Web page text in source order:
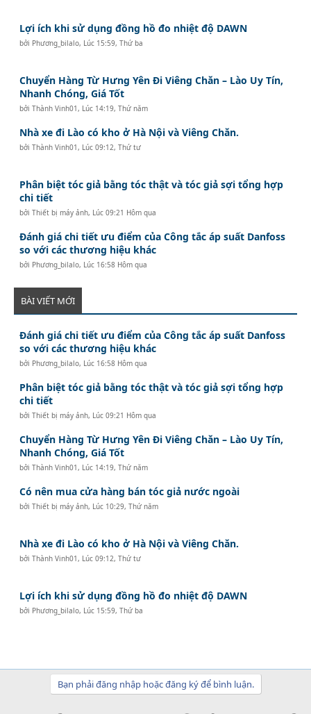
Lợi ích khi sử dụng đồng hồ đo nhiệt độ DAWN
bởi Phương_bilalo, Lúc 15:59, Thứ ba
Chuyển Hàng Từ Hưng Yên Đi Viêng Chăn – Lào Uy Tín,
Nhanh Chóng, Giá Tốt
bởiThành Vinh01 , Lúc 14:19, Thứ năm
Nhà xe đi Lào có kho ở Hà Nội và Viêng Chăn.
bởiThành Vinh01 , Lúc 09:12, Thứ tư
Phân biệt tóc giả bằng tóc thật và tóc giả sợi tổng hợp
chi tiết
bởiThiết bị máy ảnh, Lúc 09:21 Hôm qua
Đánh giá chi tiết ưu điểm của Công tắc áp suất Danfoss
so với các thương hiệu khác
bởi Phương_bilalo, Lúc 16:58 Hôm qua
BÀI VIẾT MỚI
Đánh giá chi tiết ưu điểm của Công tắc áp suất Danfoss
so với các thương hiệu khác
bởi Phương_bilalo, Lúc 16:58 Hôm qua
Phân biệt tóc giả bằng tóc thật và tóc giả sợi tổng hợp
chi tiết
bởiThiết bị máy ảnh, Lúc 09:21 Hôm qua
Chuyển Hàng Từ Hưng Yên Đi Viêng Chăn – Lào Uy Tín,
Nhanh Chóng, Giá Tốt
bởiThành Vinh01 , Lúc 14:19, Thứ năm
Có nên mua cửa hàng bán tóc giả nước ngoài
bởiThiết bị máy ảnh, Lúc 10:29, Thứ năm
Nhà xe đi Lào có kho ở Hà Nội và Viêng Chăn.
bởiThành Vinh01 , Lúc 09:12, Thứ tư
Lợi ích khi sử dụng đồng hồ đo nhiệt độ DAWN
bởi Phương_bilalo, Lúc 15:59, Thứ ba
Bạn phải đăng nhập hoặc đăng ký để bình luận.